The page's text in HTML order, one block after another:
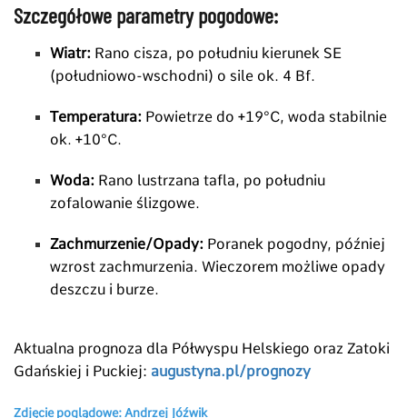
Szczegółowe parametry pogodowe:
Wiatr: Rano cisza, po południu kierunek SE
(południowo-wschodni) o sile ok. 4 Bf.
Temperatura: Powietrze do +19°C, woda stabilnie
ok. +10°C.
Woda: Rano lustrzana tafla, po południu
zofalowanie ślizgowe.
Zachmurzenie/Opady: Poranek pogodny, później
wzrost zachmurzenia. Wieczorem możliwe opady
deszczu i burze.
Aktualna prognoza dla Półwyspu Helskiego oraz Zatoki
Gdańskiej i Puckiej: augustyna.pl/prognozy
Zdjęcie poglądowe: Andrzej Jóźwik